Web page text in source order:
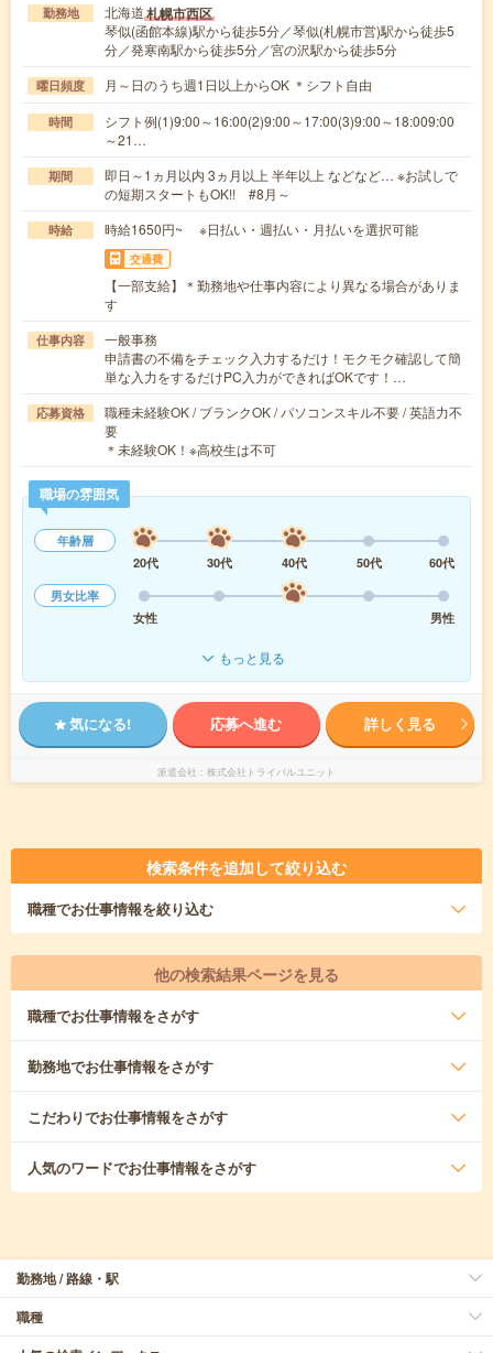
勤務地 北海道札幌市西区
琴似(函館本線)駅から徒歩5分／琴似(札幌市営)駅から徒歩5
分／発寒南駅から徒歩5分／宮の沢駅から徒歩5分
曜日頻度 月～日のうち週1日以上からOK ＊シフト自由
時間
シフト例(1)9:00～16:00(2)9:00～17:00(3)9:00～18:009:00
～21…
期間
即日～1ヵ月以内 3ヵ月以上 半年以上 などなど… ※お試しで
の短期スタートもOK!! #8月～
時給 時給1650円~ ※日払い・週払い・月払いを選択可能
交通費
【一部支給】＊勤務地や仕事内容により異なる場合がありま
す
仕事内容
一般事務
申請書の不備をチェック入力するだけ！モクモク確認して簡
単な入力をするだけPC入力ができればOKです！…
応募資格
職種未経験OK / ブランクOK / パソコンスキル不要 / 英語力不
要
＊未経験OK！※高校生は不可
職場の雰囲気
年齢層
20代
30代 40代 50代
60代
男女比率
女性
男性
もっと見る
気になる! 応募へ進む 詳しく見る
派遣会社 株式会社トライバルユニット
検索条件を追加して絞り込む
職種でお仕事情報を絞り込む
他の検索結果ページを見る
職種でお仕事情報をさがす
勤務地でお仕事情報をさがす
こだわりでお仕事情報をさがす
人気のワードでお仕事情報をさがす
勤務地 / 路線・駅
職種